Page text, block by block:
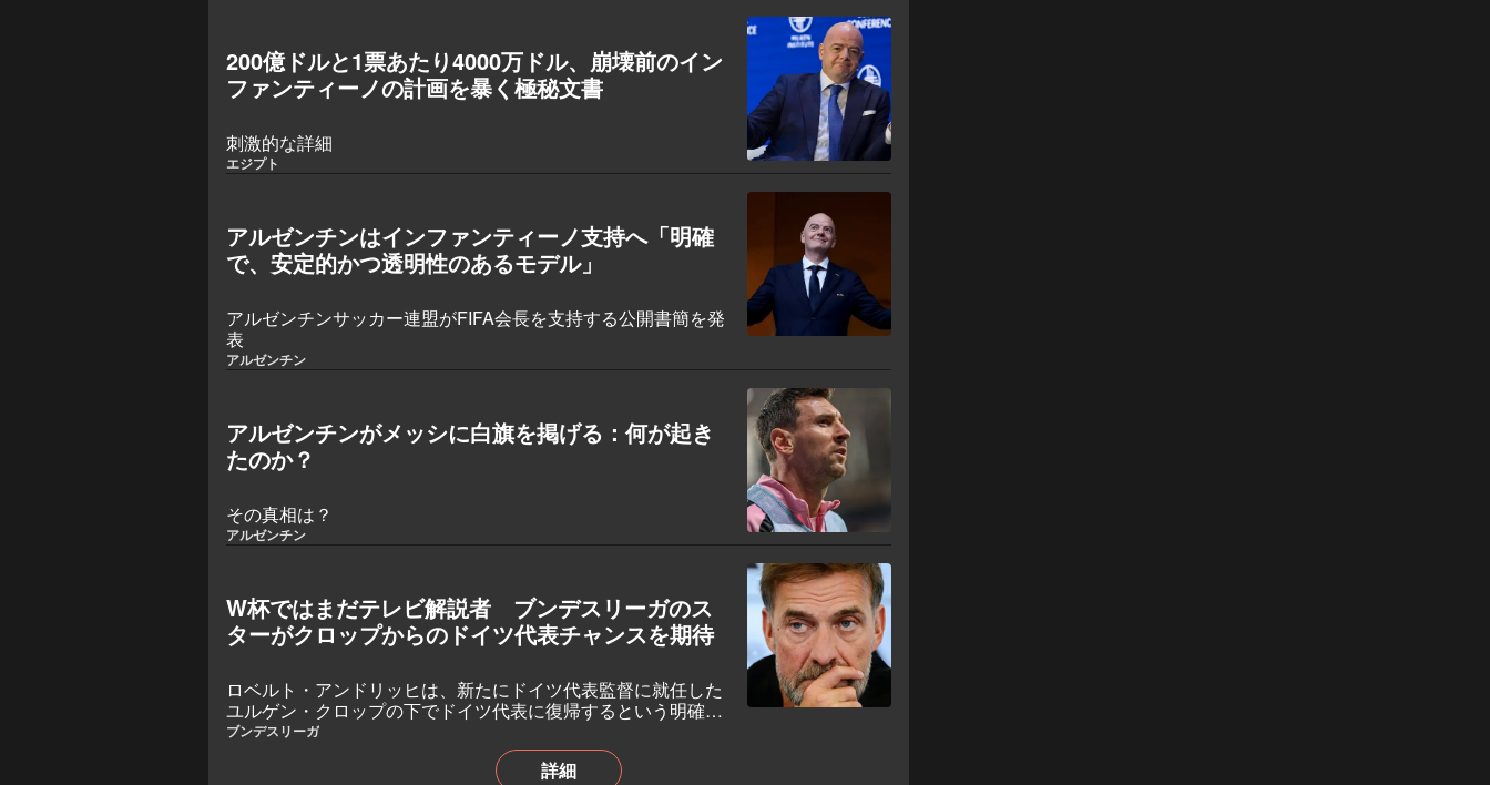
200億ドルと1票あたり4000万ドル、崩壊前のイン
ファンティーノの計画を暴く極秘文書
刺激的な詳細
エジプト
アルゼンチンはインファンティーノ支持へ「明確
で、安定的かつ透明性のあるモデル」
アルゼンチンサッカー連盟がFIFA会長を支持する公開書簡を発
表
アルゼンチン
アルゼンチンがメッシに白旗を掲げる：何が起き
たのか？
その真相は？
アルゼンチン
W杯ではまだテレビ解説者 ブンデスリーガのス
ターがクロップからのドイツ代表チャンスを期待
ロベルト・アンドリッヒは、新たにドイツ代表監督に就任した
ユルゲン・クロップの下でドイツ代表に復帰するという明確な
プランを抱いている。
ブンデスリーガ
詳細